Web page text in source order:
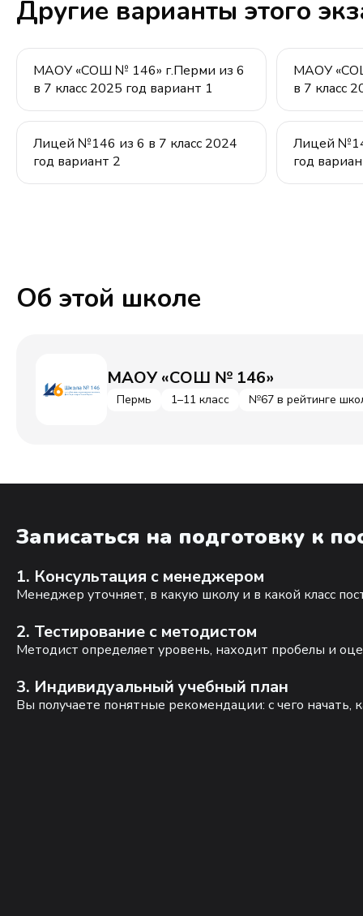
Другие варианты этого
МАОУ «СОШ № 146» г.Перми из 6
в 7 класс 2025 год вариант 1
МАОУ
в 7 класс
Лицей №146 из 6 в 7 класс 2024
год вариант 2
Лицей
год
Об этой школе
МАОУ «СОШ № 146»
Пермь 1–11 класс №67 в рейтинге
Записаться на подготовку к
1. Консультация с менеджером
Менеджер уточняет, в какую школу и в какой класс
2. Тестирование с методистом
Методист определяет уровень, находит пробелы и
3. Индивидуальный учебный план
Вы получаете понятные рекомендации: с чего начать,